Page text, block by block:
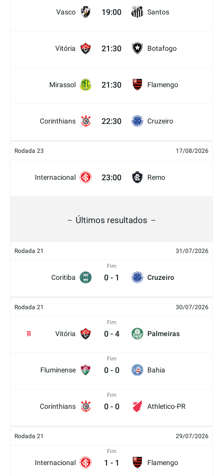
Vasco 19:00 Santos
Vitória 21:30 Botafogo
Mirassol 21:30 Flamengo
Corinthians 22:30 Cruzeiro
Rodada 23 17/08/2026
Internacional 23:00 Remo
Últimos resultados
Rodada 21 31/07/2026
Coritiba
Fim
0 - 1 Cruzeiro
Rodada 21 30/07/2026
Vitória
2
Fim
0 - 4 Palmeiras
Fluminense
Fim
0 - 0 Bahia
Corinthians
Fim
0 - 0 Athletico-PR
Rodada 21 29/07/2026
Internacional
Fim
1 - 1 Flamengo